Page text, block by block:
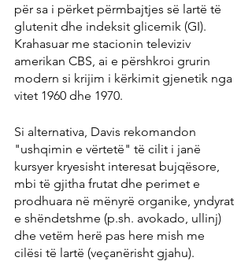
për sa i përket përmbajtjes së lartë të
glutenit dhe indeksit glicemik (GI).
Krahasuar me stacionin televiziv
amerikan CBS, ai e përshkroi grurin
modern si krijim i kërkimit gjenetik nga
vitet 1960 dhe 1970.
Si alternativa, Davis rekomandon
"ushqimin e vërtetë" të cilit i janë
kursyer kryesisht interesat bujqësore,
mbi të gjitha frutat dhe perimet e
prodhuara në mënyrë organike, yndyrat
e shëndetshme (p.sh. avokado, ullinj)
dhe vetëm herë pas here mish me
cilësi të lartë (veçanërisht gjahu).